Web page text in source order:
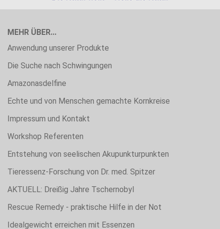
MEHR ÜBER...
Anwendung unserer Produkte
Die Suche nach Schwingungen
Amazonasdelfine
Echte und von Menschen gemachte Kornkreise
Impressum und Kontakt
Workshop Referenten
Entstehung von seelischen Akupunkturpunkten
Tieressenz-Forschung von Dr. med. Spitzer
AKTUELL: Dreißig Jahre Tschernobyl
Rescue Remedy - praktische Hilfe in der Not
Idealgewicht erreichen mit Essenzen